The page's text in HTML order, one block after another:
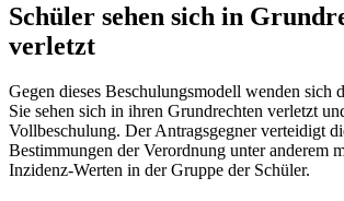
Schüler sehen sich in
verletzt
Gegen dieses Beschulungsmodell wenden sich
Sie sehen sich in ihren Grundrechten verletzt
Vollbeschulung. Der Antragsgegner verteidigt
Bestimmungen der Verordnung unter anderem
Inzidenz-Werten in der Gruppe der Schüler.